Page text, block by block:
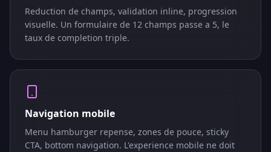
Reduction de champs, validation inline, progression
visuelle. Un formulaire de 12 champs passe a 5, le
taux de completion triple.
Navigation mobile
Menu hamburger repense, zones de pouce, sticky
CTA, bottom navigation. L'experience mobile ne doit